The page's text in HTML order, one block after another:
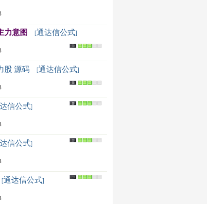
力意图 [通达信公式]
股 源码 [通达信公式]
信公式]
信公式]
[通达信公式]